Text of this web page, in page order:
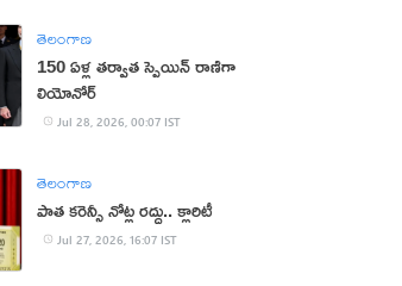
తెలంగాణ
150 ఏళ్ల తర్వాత స్పెయిన్ రాణిగా
లియోనోర్‌
Jul 28, 2026, 00:07 IST
తెలంగాణ
పాత కరెన్సీ నోట్ల రద్దు.. క్లారిటీ
Jul 27, 2026, 16:07 IST